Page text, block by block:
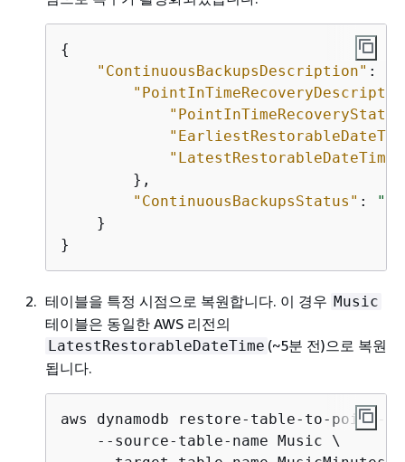
{
"ContinuousBackupsDescription" :
"LatestRestorableDateTime"
        },
"ContinuousBackupsStatus" :
    }
}
테이블을 특정 시점으로 복원합니다. 이 경우 Music
테이블은 동일한 AWS 리전의
LatestRestorableDateTime (~5분 전)으로 복원
됩니다.
aws dynamodb restore-table-to-point-
    --source-table-name Music \